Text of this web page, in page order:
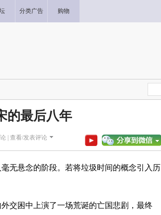
分类广告 购物
的最后八年
| 查看/发表评论
无悬念的阶段。若将垃圾时间的概念引入历
交困中上演了一场荒诞的亡国悲剧，最终